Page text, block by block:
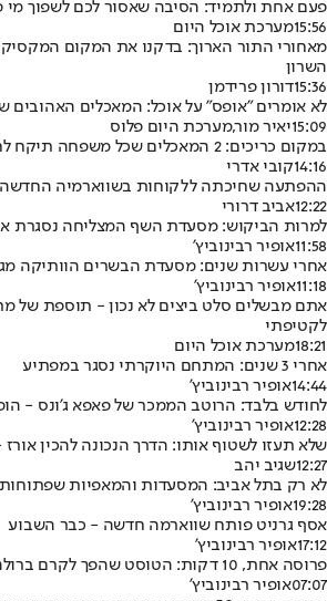
פעם אחת ולתמיד: הסיבה שאסור לכם לשפוך מי
15:56מערכת אוכל היום
מאחורי התור הארוך: בדקנו את המקום
השרון
15:36דורון פרידמן
לא אומרים "אופס" על אוכל: המאכלים האהובים
15:09יאיר מור,מערכת היום פלוס
במקום כריכים: 2 המאכלים שכל משפחה תיקח לחוף הים
14:16קובי אדרי
ההפתעה שחיכתה ללקוחות בשווארמיה החדשה
12:22אביב דרורי
למרות הביקוש: מסעדת השף המצליחה נסגרת
11:58אופיר רבינוביץ'
אחרי עשרות שנים: מסעדת הבשרים הוותיקה
11:18אופיר רבינוביץ'
אתם מבשלים סלט ביצים לא נכון - תוספת של
לקטיפתי
18:21מערכת אוכל היום
אחרי 3 שנים: המתחם היוקרתי נסגר במפתיע
14:44אופיר רבינוביץ'
לחודש בלבד: הרוטב הממכר של פאפא ג'ונס -
12:28אופיר רבינוביץ'
שלא תעזו לשטוף אותו: הדרך הנכונה להכין
12:27שגיב יהב
לא רק בתל אביב: המסעדות והמאפיות שפתוחות 24 שעות ביממה
19:28אופיר רבינוביץ'
אסף גרניט פותח שווארמה חדשה - כבר השבוע
17:12אופיר רבינוביץ'
פרוסה אחת, 10 דקות: הטוסט שהפך לקרם ברולה
07:07אופיר רבינוביץ'